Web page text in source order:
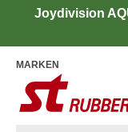
Joydivision
MARKEN